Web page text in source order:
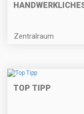
Zentralraum
TOP TIPP